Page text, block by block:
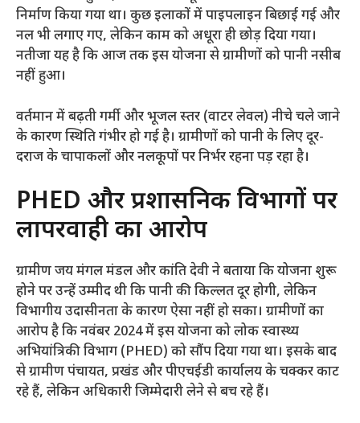
निर्माण किया गया था। कुछ इलाकों में पाइपलाइन बिछाई गई और
नल भी लगाए गए, लेकिन काम को अधूरा ही छोड़ दिया गया।
नतीजा यह है कि आज तक इस योजना से ग्रामीणों को पानी नसीब
नहीं हुआ।
​वर्तमान में बढ़ती गर्मी और भूजल स्तर (वाटर लेवल) नीचे चले जाने
के कारण स्थिति गंभीर हो गई है। ग्रामीणों को पानी के लिए दूर-
दराज के चापाकलों और नलकूपों पर निर्भर रहना पड़ रहा है।
​PHED और प्रशासनिक विभागों पर
लापरवाही का आरोप
​ग्रामीण जय मंगल मंडल और कांति देवी ने बताया कि योजना शुरू
होने पर उन्हें उम्मीद थी कि पानी की किल्लत दूर होगी, लेकिन
विभागीय उदासीनता के कारण ऐसा नहीं हो सका। ग्रामीणों का
आरोप है कि नवंबर 2024 में इस योजना को लोक स्वास्थ्य
अभियांत्रिकी विभाग (PHED) को सौंप दिया गया था। इसके बाद
से ग्रामीण पंचायत, प्रखंड और पीएचईडी कार्यालय के चक्कर काट
रहे हैं, लेकिन अधिकारी जिम्मेदारी लेने से बच रहे हैं।